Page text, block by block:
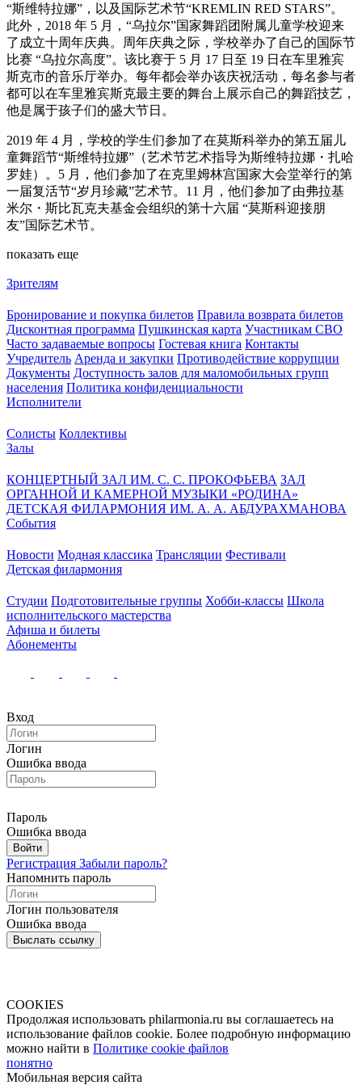
“斯维特拉娜”，以及国际艺术节“KREMLIN RED STARS”。
此外，2018 年 5 月，“乌拉尔”国家舞蹈团附属儿童学校迎来
了成立十周年庆典。周年庆典之际，学校举办了自己的国际节
比赛 “乌拉尔高度”。该比赛于 5 月 17 日至 19 日在车里雅宾
斯克市的音乐厅举办。每年都会举办该庆祝活动，每名参与者
都可以在车里雅宾斯克最主要的舞台上展示自己的舞蹈技艺，
他是属于孩子们的盛大节日。
2019 年 4 月，学校的学生们参加了在莫斯科举办的第五届儿
童舞蹈节“斯维特拉娜”（艺术节艺术指导为斯维特拉娜・扎哈
罗娃）。5 月，他们参加了在克里姆林宫国家大会堂举行的第
一届复活节“岁月珍藏”艺术节。11 月，他们参加了由弗拉基
米尔・斯比瓦克夫基金会组织的第十六届 “莫斯科迎接朋
友”国际艺术节。
показать еще
Зрителям
Бронирование и покупка билетов Правила возврата билетов
Дисконтная программа Пушкинская карта Участникам СВО
Часто задаваемые вопросы Гостевая книга Контакты
Учредитель Аренда и закупки Противодействие коррупции
Документы Доступность залов для маломобильных групп
населения Политика конфиденциальности
Исполнители
Солисты Коллективы
Залы
КОНЦЕРТНЫЙ ЗАЛ ИМ. С. С. ПРОКОФЬЕВА ЗАЛ
ОРГАННОЙ И КАМЕРНОЙ МУЗЫКИ «РОДИНА»
ДЕТСКАЯ ФИЛАРМОНИЯ ИМ. А. А. АБДУРАХМАНОВА
События
Новости Модная классика Трансляции Фестивали
Детская филармония
Студии Подготовительные группы Хобби-классы Школа
исполнительского мастерства
Афиша и билеты
Абонементы
Вход
Логин
Ошибка ввода
Пароль
Ошибка ввода
Войти
Регистрация Забыли пароль?
Напомнить пароль
Логин пользователя
Ошибка ввода
Выслать ссылку
COOKIES
Продолжая использовать philarmonia.ru вы соглашаетесь на
использование файлов cookie. Более подробную информацию
можно найти в Политике cookie файлов
понятно
Мобильная версия сайта